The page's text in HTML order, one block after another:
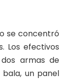
se concentró
Los efectivos
armas de
un panel